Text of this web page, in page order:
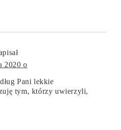
2020 o
Pani lekkie
tym, którzy uwierzyli,